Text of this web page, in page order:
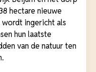
hectare nieuwe
wordt ingericht als
hun laatste
van de natuur ten